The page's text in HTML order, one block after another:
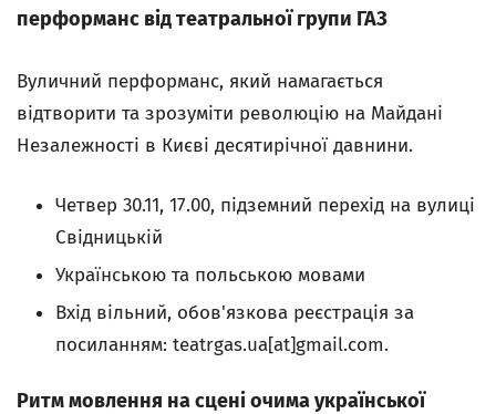
перформанс від театральної групи ГАЗ
Вуличний перформанс, який намагається
відтворити та зрозуміти революцію на Майдані
Незалежності в Києві десятирічної давнини.
Четвер 30.11, 17.00, підземний перехід на вулиці
Свідницькій
Українською та польською мовами
Вхід вільний, обов'язкова реєстрація за
посиланням: teatrgas.ua[at]gmail.com.
Ритм мовлення на сцені очима української